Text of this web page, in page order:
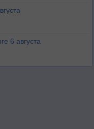
6 августа